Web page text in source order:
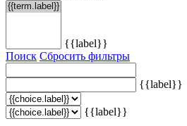
{{label}}
Поиск Сбросить фильтры
{{label}}
{{label}}